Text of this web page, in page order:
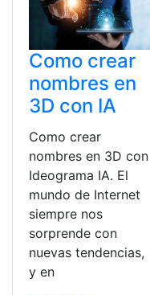
Como crear
nombres en
3D con IA
Como crear
nombres en 3D con
Ideograma IA. El
mundo de Internet
siempre nos
sorprende con
nuevas tendencias,
y en